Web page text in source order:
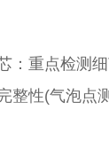
：重点检测
整性(气泡点